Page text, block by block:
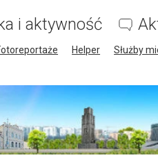
i aktywność
Helper Służby